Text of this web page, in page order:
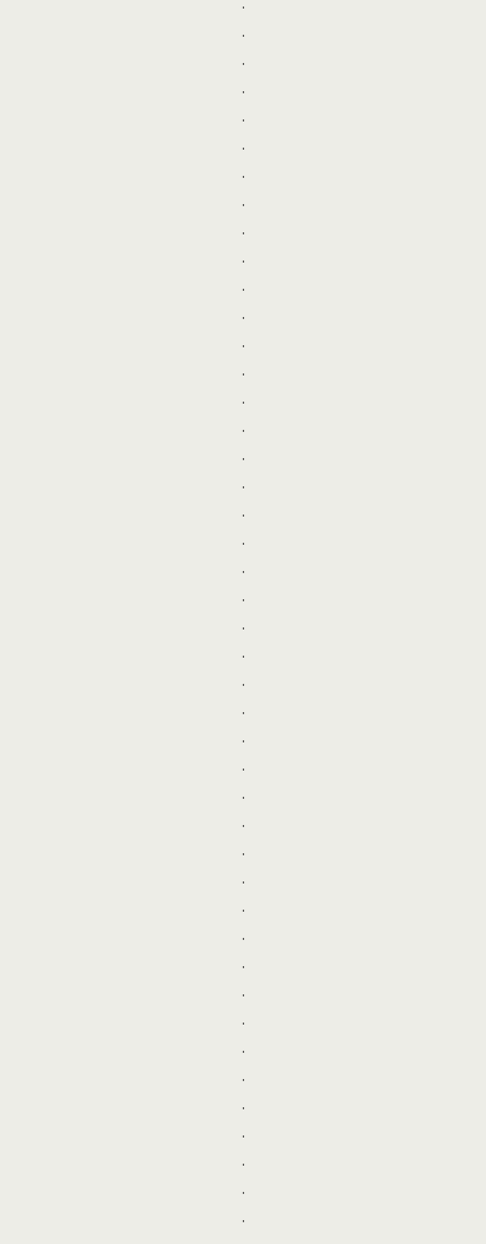
.
.
.
.
.
.
.
.
.
.
.
.
.
.
.
.
.
.
.
.
.
.
.
.
.
.
.
.
.
.
.
.
.
.
.
.
.
.
.
.
.
.
.